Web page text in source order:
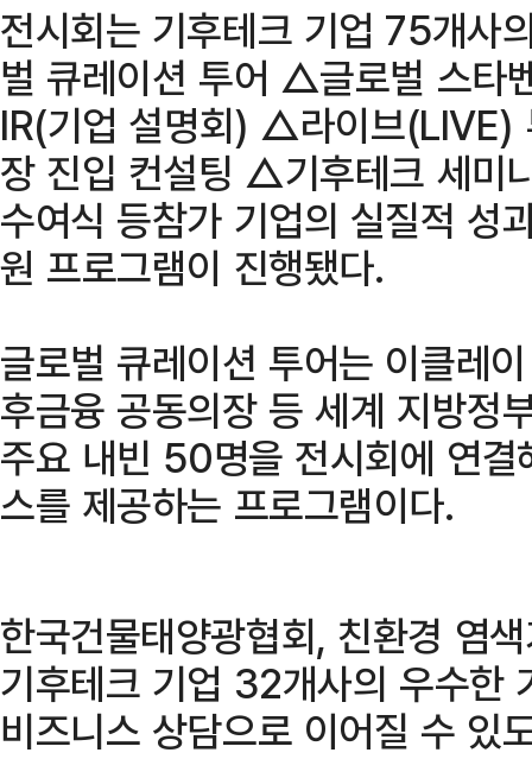
전시회는 기후테크 기업 75개
벌 큐레이션 투어 △글로벌 스
IR(기업 설명회) △라이브
장 진입 컨설팅 △기후테크 세
수여식 등참가 기업의 실질적 성
원 프로그램이 진행됐다.
글로벌 큐레이션 투어는 이클레
후금융 공동의장 등 세계 지방정
주요 내빈 50명을 전시회에 연결
스를 제공하는 프로그램이다.
한국건물태양광협회, 친환경 염
기후테크 기업 32개사의 우수한
비즈니스 상담으로 이어질 수 있